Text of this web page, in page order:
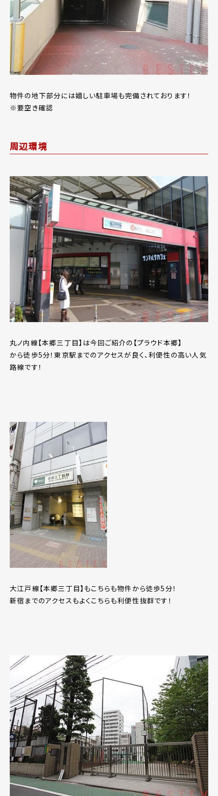
物件の地下部分には嬉しい駐車場も完備されております！
※要空き確認
周辺環境
丸ノ内線【本郷三丁目】は今回ご紹介の【プラウド本郷】
から徒歩5分！東京駅までのアクセスが良く、利便性の高い人気
路線です！
大江戸線【本郷三丁目】もこちらも物件から徒歩5分！
新宿までのアクセスもよくこちらも利便性抜群です！